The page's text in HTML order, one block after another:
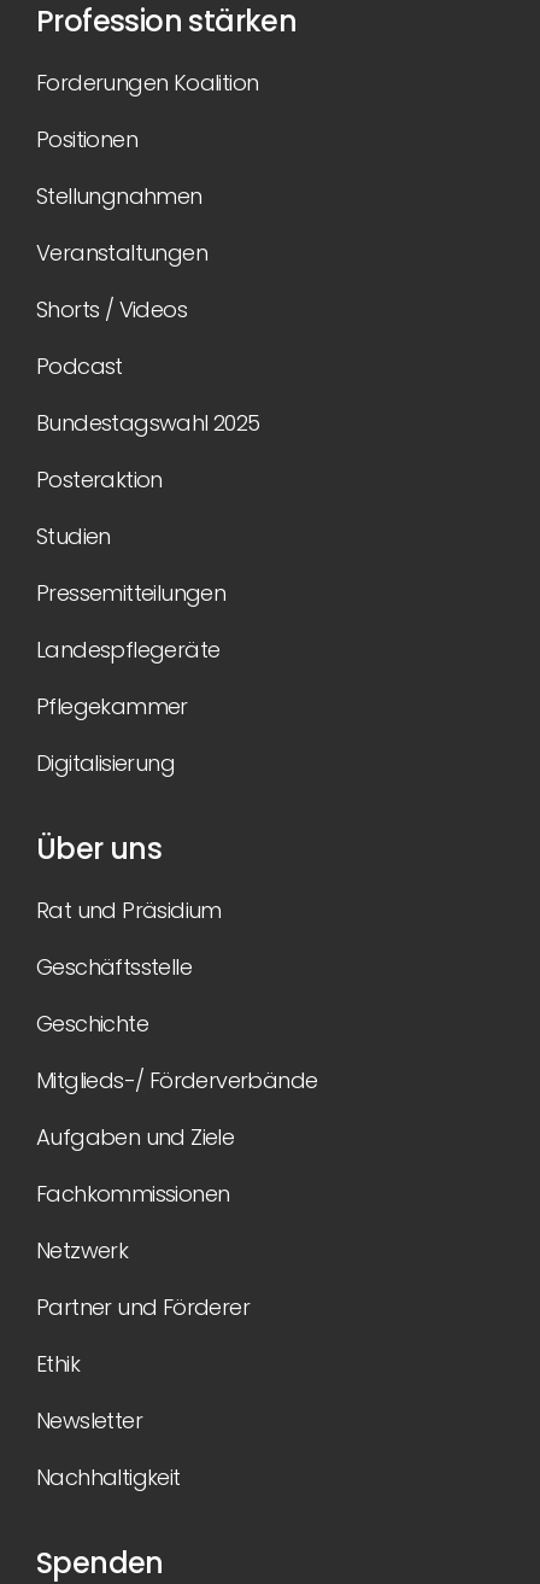
Profession stärken
Forderungen Koalition
Positionen
Stellungnahmen
Veranstaltungen
Shorts / Videos
Podcast
Bundestagswahl 2025
Posteraktion
Studien
Pressemitteilungen
Landespflegeräte
Pflegekammer
Digitalisierung
Über uns
Rat und Präsidium
Geschäftsstelle
Geschichte
Mitglieds-/ Förderverbände
Aufgaben und Ziele
Fachkommissionen
Netzwerk
Partner und Förderer
Ethik
Newsletter
Nachhaltigkeit
Spenden